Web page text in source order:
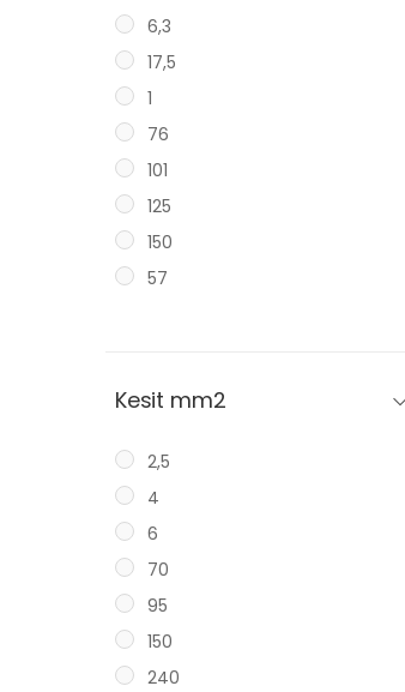
6,3
17,5
1
76
101
125
150
57
Kesit mm2
2,5
4
6
70
95
150
240